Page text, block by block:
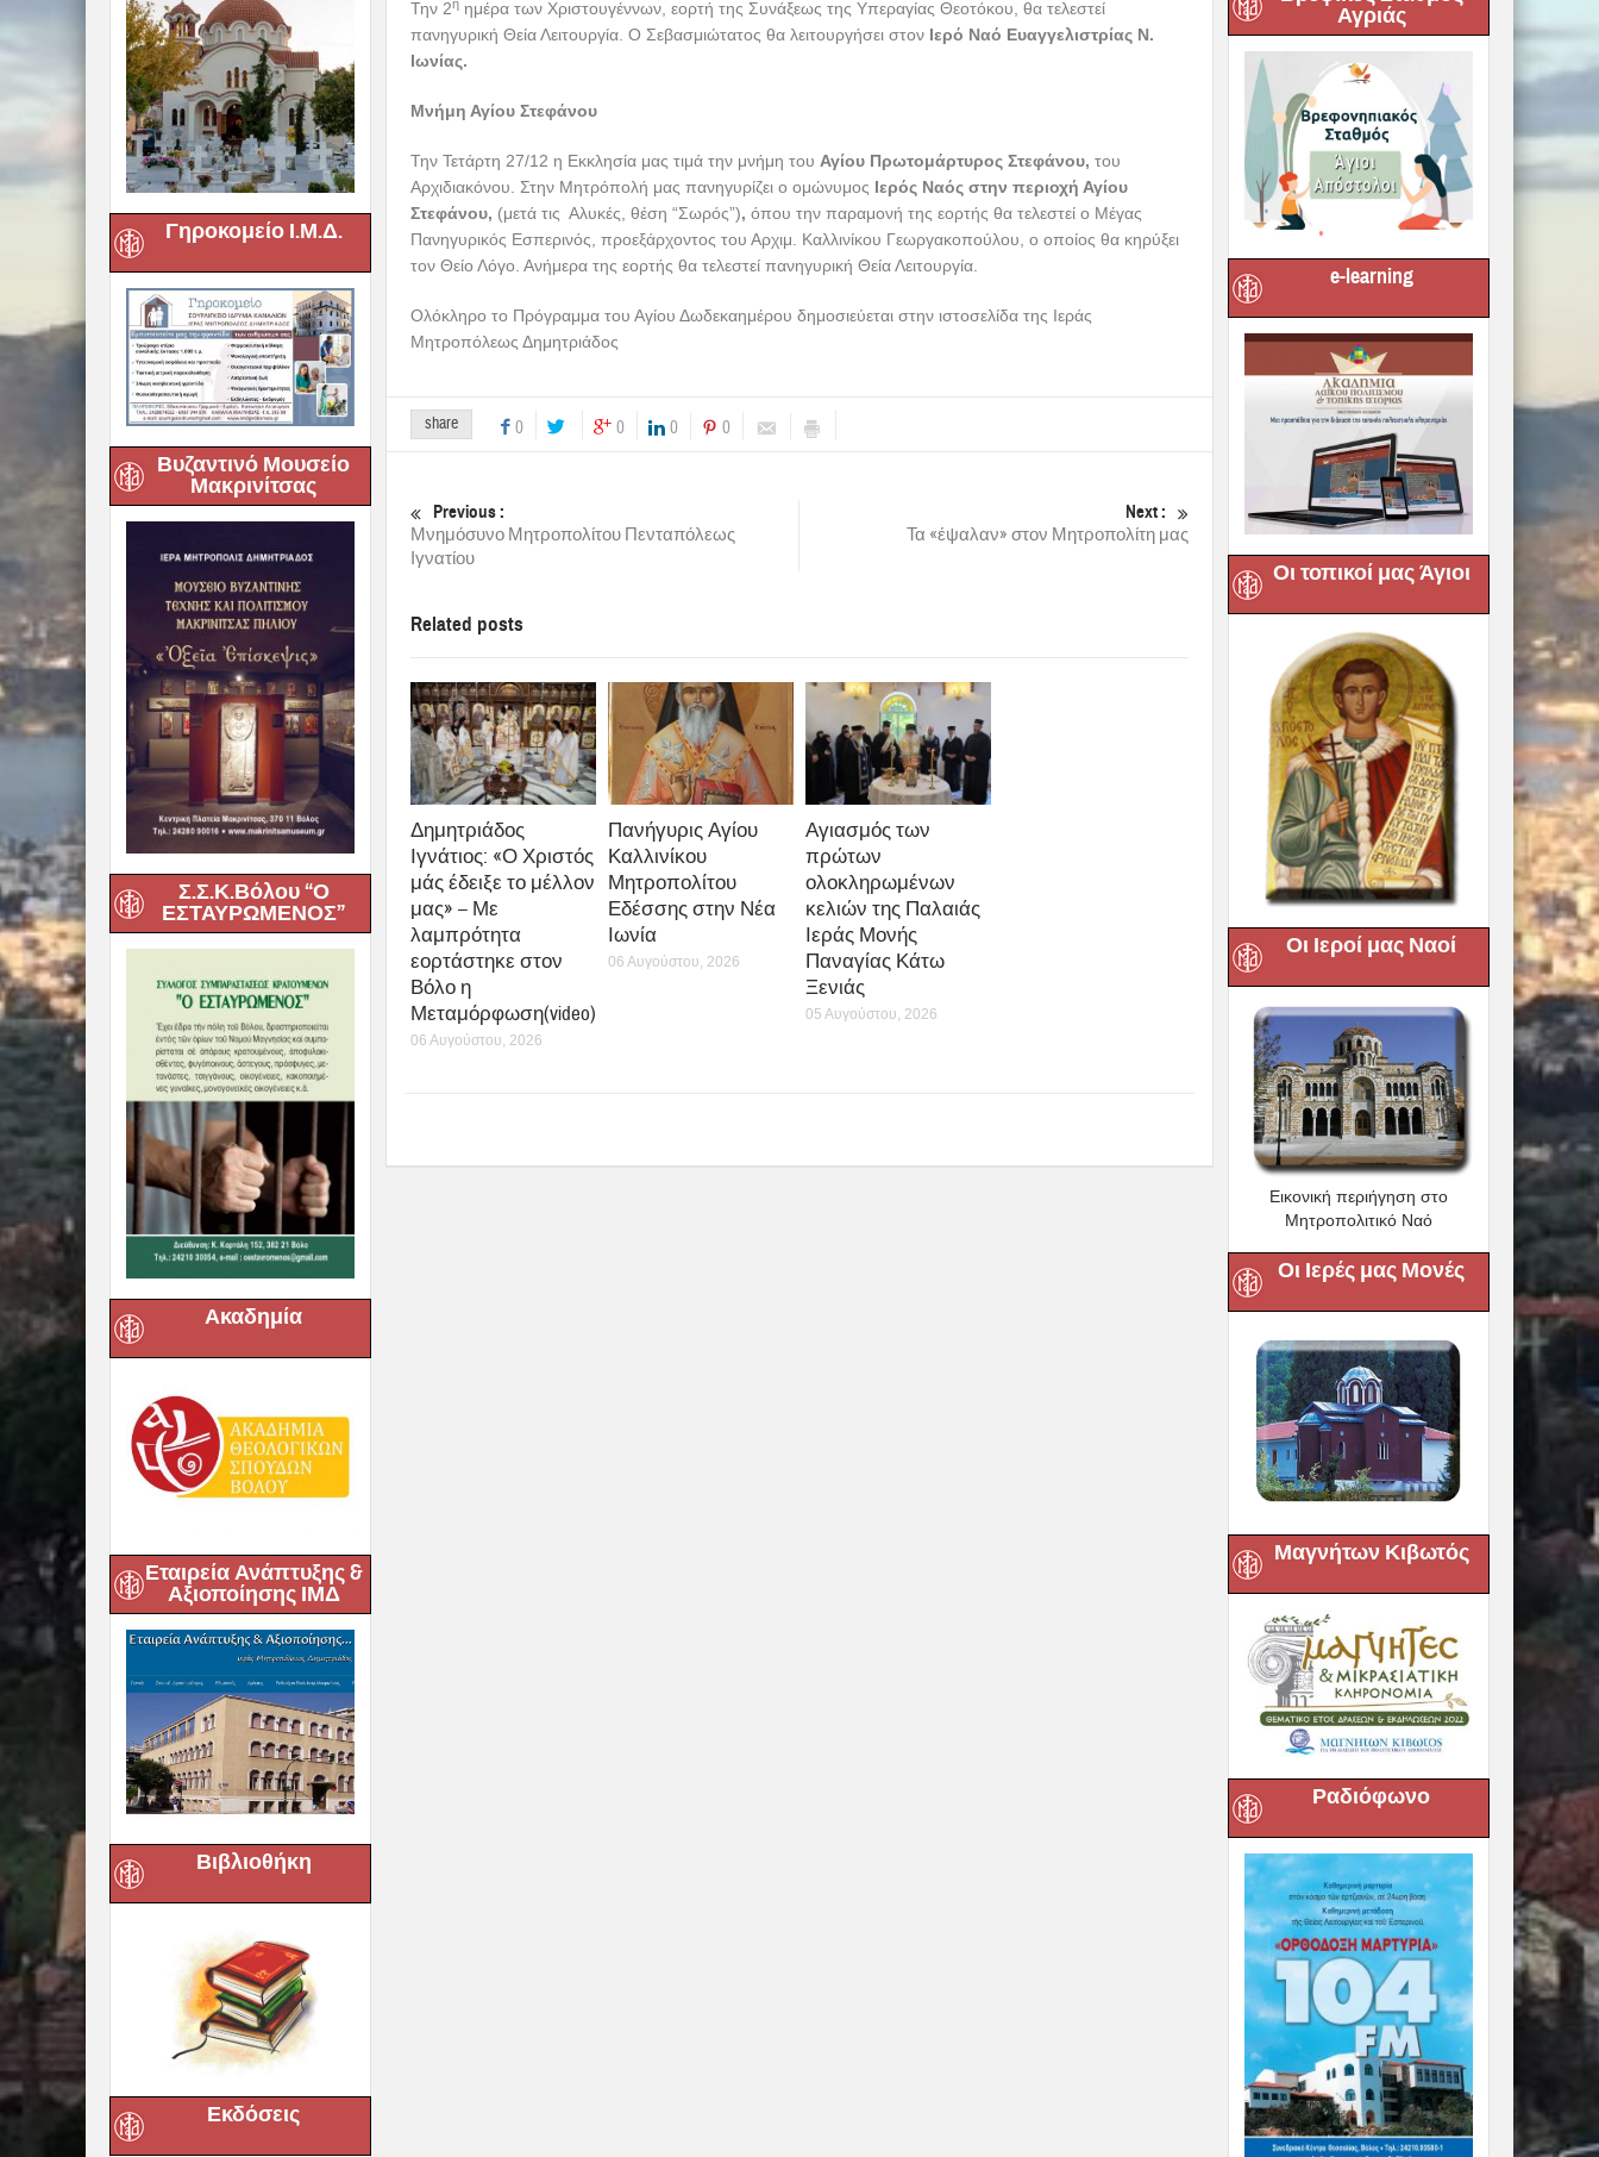
Γηροκομείο Ι.Μ.Δ.
Βυζαντινό Μουσείο
Μακρινίτσας
Σ.Σ.Κ.Βόλου “Ο
ΕΣΤΑΥΡΩΜΕΝΟΣ”
Ακαδημία
Εταιρεία Ανάπτυξης &
Αξιοποίησης ΙΜΔ
Βιβλιοθήκη
Εκδόσεις
Την 2ηημέρα των Χριστουγέννων, εορτή της Συνάξεως της Υπεραγίας Θεοτόκου, θα τελεστεί
πανηγυρική Θεία Λειτουργία. Ο Σεβασμιώτατος θα λειτουργήσει στον Ιερό Ναό Ευαγγελιστρίας Ν.
Ιωνίας.
Μνήμη Αγίου Στεφάνου
Την Τετάρτη 27/12 η Εκκλησία μας τιμά την μνήμη του Αγίου Πρωτομάρτυρος Στεφάνου, του
Αρχιδιακόνου. Στην Μητρόπολή μας πανηγυρίζει ο ομώνυμος Ιερός Ναός στην περιοχή Αγίου
Στεφάνου, (μετά τις Αλυκές, θέση “Σωρός”), όπου την παραμονή της εορτής θα τελεστεί ο Μέγας
Πανηγυρικός Εσπερινός, προεξάρχοντος του Αρχιμ. Καλλινίκου Γεωργακοπούλου, ο οποίος θα κηρύξει
τον Θείο Λόγο. Ανήμερα της εορτής θα τελεστεί πανηγυρική Θεία Λειτουργία.
Ολόκληρο το Πρόγραμμα του Αγίου Δωδεκαημέρου δημοσιεύεται στην ιστοσελίδα της Ιεράς
Μητροπόλεως Δημητριάδος
share 0 0 0 0
Previous :
Μνημόσυνο Μητροπολίτου Πενταπόλεως
Ιγνατίου
Next :
Τα «έψαλαν» στον Μητροπολίτη μας
Related posts
Δημητριάδος
Ιγνάτιος: «Ο Χριστός
μάς έδειξε το μέλλον
μας» – Με
λαμπρότητα
εορτάστηκε στον
Βόλο η
Μεταμόρφωση(video)
06 Αυγούστου, 2026
Πανήγυρις Αγίου
Καλλινίκου
Μητροπολίτου
Εδέσσης στην Νέα
Ιωνία
06 Αυγούστου, 2026
Αγιασμός των
πρώτων
ολοκληρωμένων
κελιών της Παλαιάς
Ιεράς Μονής
Παναγίας Κάτω
Ξενιάς
05 Αυγούστου, 2026
Αγριάς
e-learning
Οι τοπικοί μας Άγιοι
Οι Ιεροί μας Ναοί
Εικονική περιήγηση στο
Μητροπολιτικό Ναό
Οι Ιερές μας Μονές
Μαγνήτων Κιβωτός
Ραδιόφωνο